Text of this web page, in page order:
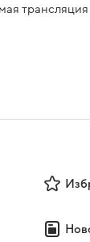
трансляция